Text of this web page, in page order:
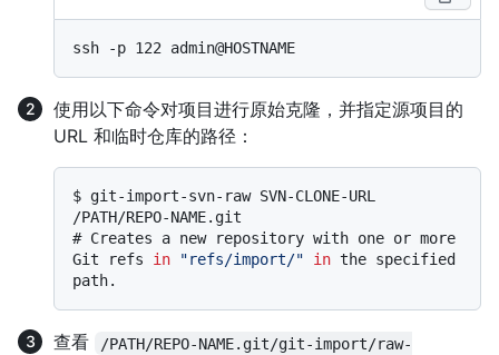
使用以下命令对项目进行原始克隆，并指定源项目的
URL 和临时仓库的路径：
$ git-import-svn-raw SVN-CLONE-URL
/PATH/REPO-NAME.git
# Creates a new repository with one or more
Git refs in "refs/import/" in the specified
path.
查看
/PATH/REPO-NAME.git/git-import/raw-